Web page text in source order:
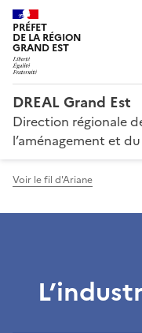
PRÉFET
DE LA RÉGION
GRAND EST
DREAL Grand Est
Direction régionale
l’aménagement et
Voir le fil d'Ariane